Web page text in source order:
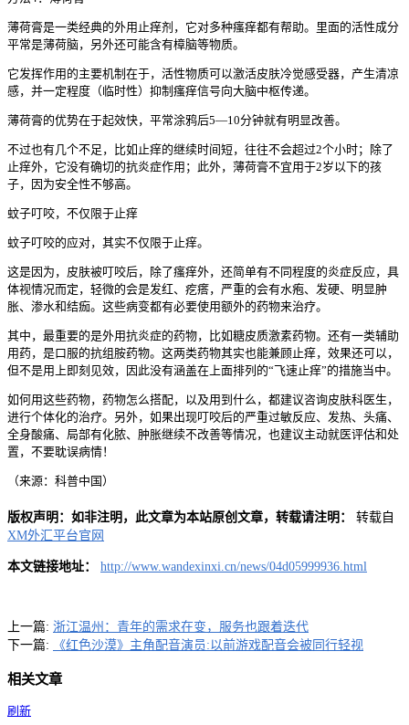
薄荷膏是一类经典的外用止痒剂，它对多种瘙痒都有帮助。里面的活性成分
平常是薄荷脑，另外还可能含有樟脑等物质。
它发挥作用的主要机制在于，活性物质可以激活皮肤冷觉感受器，产生清凉
感，并一定程度（临时性）抑制瘙痒信号向大脑中枢传递。
薄荷膏的优势在于起效快，平常涂鸦后5—10分钟就有明显改善。
不过也有几个不足，比如止痒的继续时间短，往往不会超过2个小时；除了
止痒外，它没有确切的抗炎症作用；此外，薄荷膏不宜用于2岁以下的孩
子，因为安全性不够高。
蚊子叮咬，不仅限于止痒
蚊子叮咬的应对，其实不仅限于止痒。
这是因为，皮肤被叮咬后，除了瘙痒外，还简单有不同程度的炎症反应，具
体视情况而定，轻微的会是发红、疙瘩，严重的会有水疱、发硬、明显肿
胀、渗水和结痂。这些病变都有必要使用额外的药物来治疗。
其中，最重要的是外用抗炎症的药物，比如糖皮质激素药物。还有一类辅助
用药，是口服的抗组胺药物。这两类药物其实也能兼顾止痒，效果还可以，
但不是用上即刻见效，因此没有涵盖在上面排列的“飞速止痒”的措施当中。
如何用这些药物，药物怎么搭配，以及用到什么，都建议咨询皮肤科医生，
进行个体化的治疗。另外，如果出现叮咬后的严重过敏反应、发热、头痛、
全身酸痛、局部有化脓、肿胀继续不改善等情况，也建议主动就医评估和处
置，不要耽误病情！
（来源：科普中国）
版权声明：如非注明，此文章为本站原创文章，转载请注明：
转载自
XM外汇平台官网
本文链接地址： http://www.wandexinxi.cn/news/04d05999936.html
上一篇: 浙江温州：青年的需求在变，服务也跟着迭代
下一篇:
《红色沙漠》主角配音演员:以前游戏配音会被同行轻视
相关文章
刷新